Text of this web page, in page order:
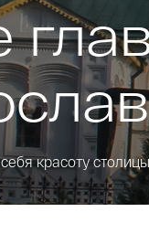
красоту